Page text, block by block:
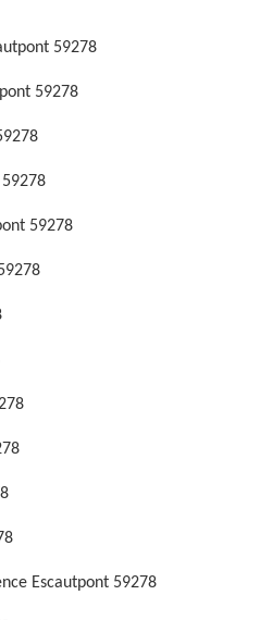
59278
59278
59278
59278
Escautpont 59278